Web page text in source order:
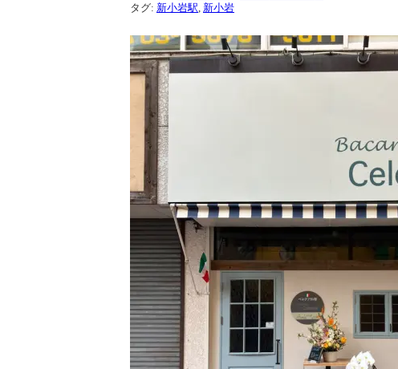
タグ: 新小岩駅 新小岩